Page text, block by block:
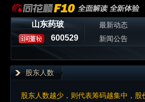
山东药玻
600529
最新动态
新闻公告
股东人数
股东人数越少，则代表筹码越集中，股